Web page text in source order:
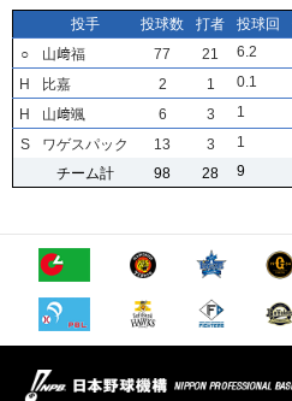
投手 投球数 打者 投球回
○
山﨑福 77 21 6.2
H
比嘉 2 1 0.1
H
山﨑颯 6 3 1
S
ワゲスパック 13 3 1
チーム計
98 28 9
投手 投球数 打者 投球回
○
山﨑福 77 21 6.2
H
比嘉 2 1 0.1
H
山﨑颯 6 3 1
S
ワゲスパック 13 3 1
チーム計
98 28 9
投手 投球数 打者 投球回
○
山﨑福 77 21 6.2
H
比嘉 2 1 0.1
H
山﨑颯 6 3 1
S
ワゲスパック 13 3 1
チーム計
98 28 9
投手 投球数 打者 投球回
○
山﨑福 77 21 6.2
H
比嘉 2 1 0.1
H
山﨑颯 6 3 1
S
ワゲスパック 13 3 1
チーム計
98 28 9